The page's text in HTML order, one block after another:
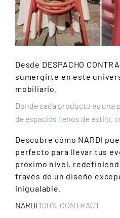
Desde DESPACHO
sumergirte en este
mobiliario.
Donde cada producto es una
de espacios llenos de estilo,
Descubre cómo NARDI
perfecto para llevar tus
próximo nivel,
través de un diseño
inigualable.
NARDI 100% CONTRACT